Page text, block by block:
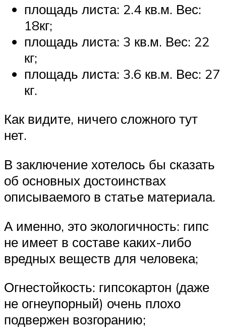
площадь листа: 2.4 кв.м. Вес:
18кг;
площадь листа: 3 кв.м. Вес: 22
кг;
площадь листа: 3.6 кв.м. Вес: 27
кг.
Как видите, ничего сложного тут
нет.
В заключение хотелось бы сказать
об основных достоинствах
описываемого в статье материала.
А именно, это экологичность: гипс
не имеет в составе каких-либо
вредных веществ для человека;
Огнестойкость: гипсокартон (даже
не огнеупорный) очень плохо
подвержен возгоранию;